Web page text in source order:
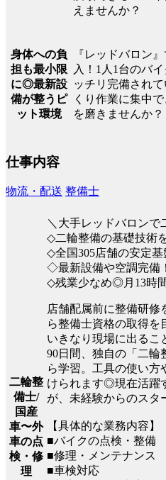
えませんか？
身体への負
担も最小限
に◎最新設
備が整うピ
ット環境
『レッドバロン
入！1人1台のバ
ッチリ完備され
くり作業に集中
を磨きませんか？
仕事内容
物流・配送 整備士
二輪整
備士/
国産
車〜外
車の点
検・修
理
＼大手レッドバロンで
◇二輪整備の基礎技術
◇全国305店舗の安定
◇最新設備や空調完備
◇残業少なめ◎月13時
店舗配属前に整備研修
ら整備士資格の取得を
いきなり現場に出るこ
90日間、独自の「二輪
ら学習。工具の使い方
けられます◎現在活躍
が、未経験からのスタ
【具体的な業務内容】
■バイクの点検・整備
■修理・メンテナンス
■車検対応